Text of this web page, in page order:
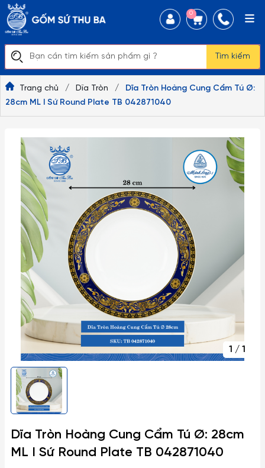
Tìm kiếm
0
Trang chủ / Dĩa Tròn /
Dĩa Tròn Hoàng Cung Cẩm Tú Ø:
28cm ML I Sứ Round Plate TB 042871040
1 / 1
Dĩa Tròn Hoàng Cung Cẩm Tú Ø: 28cm
ML I Sứ Round Plate TB 042871040